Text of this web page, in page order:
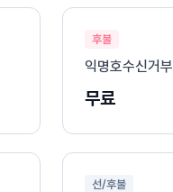
후불
익명호수신거부
무료
선/후불